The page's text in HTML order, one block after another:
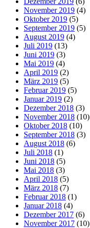
November 2019 (4)
Oktober 2019 (5)
September 2019 (5)
August 2019 (4)
Juli 2019 (13)
Juni 2019 (3)
Mai 2019 (4)
April 2019 (2)
März 2019 (5)
Februar 2019 (5)
Januar 2019 (2)
Dezember 2018 (3)
November 2018 (10)
Oktober 2018 (10)
September 2018 (3)
August 2018 (6)
Juli 2018 (1)
Juni 2018 (5)
Mai 2018 (3)
April 2018 (5)
März 2018 (7)
Februar 2018 (1)
Januar 2018 (4)
Dezember 2017 (6)
November 2017 (10)